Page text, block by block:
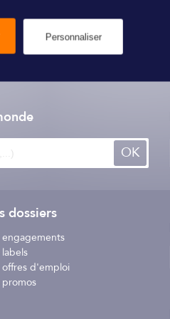
Navicom
OK
dossiers
engagements
offres d'emploi
promos
Personnaliser